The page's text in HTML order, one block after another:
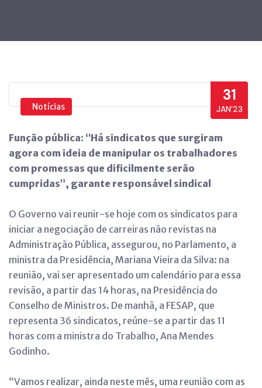
31
JAN’23
Notícias
Função pública: “Há sindicatos que surgiram
agora com ideia de manipular os trabalhadores
com promessas que dificilmente serão
cumpridas”, garante responsável sindical
O Governo vai reunir-se hoje com os sindicatos para
iniciar a negociação de carreiras não revistas na
Administração Pública, assegurou, no Parlamento, a
ministra da Presidência, Mariana Vieira da Silva: na
reunião, vai ser apresentado um calendário para essa
revisão, a partir das 14 horas, na Presidência do
Conselho de Ministros. De manhã, a FESAP, que
representa 36 sindicatos, reúne-se a partir das 11
horas com a ministra do Trabalho, Ana Mendes
Godinho.
“Vamos realizar, ainda neste mês, uma reunião com as